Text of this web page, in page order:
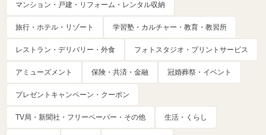
マンション・戸建・リフォーム・レンタル収納
旅行・ホテル・リゾート 学習塾・カルチャー・教育・教習所
レストラン・デリバリー・外食 フォトスタジオ・プリントサービス
アミューズメント 保険・共済・金融 冠婚葬祭・イベント
プレゼントキャンペーン・クーポン
TV局・新聞社・フリーペーパー・その他 生活・くらし